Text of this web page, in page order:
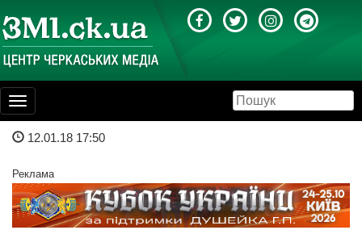
Toggle
navigation
12.01.18 17:50
Реклама